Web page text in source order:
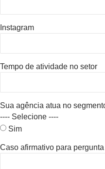
Instagram
Tempo de atividade no setor
Sua agência atua no
---- Selecione ----
Sim
Caso afirmativo para